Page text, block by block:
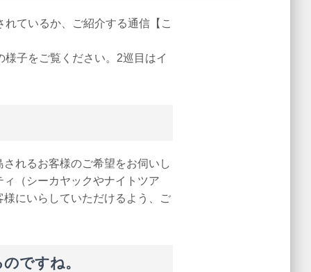
ているか、ご紹介する通信【こ
子をご覧ください。2巡目はイ
れるお客様のご希望をお伺いし
（シーカヤックやナイトツア
にいらしていただけるよう、ご
ですね。